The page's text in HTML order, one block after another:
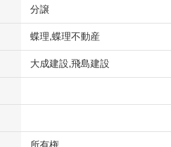
分譲
蝶理,蝶理不動産
大成建設,飛島建設
所有権